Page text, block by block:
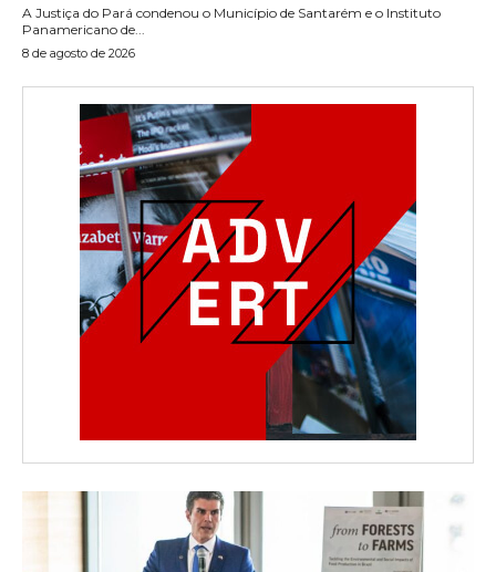
A Justiça do Pará condenou o Município de Santarém e o Instituto
Panamericano de...
8 de agosto de 2026